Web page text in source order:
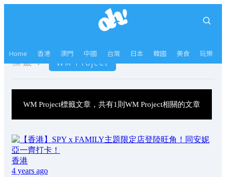
Home 香港 澳門 中國 台灣 日本 韓國 美食 玩樂
標籤： WM Project
WM Project標籤文章，共有1則WM Project相關的文章
香港
4 years ago